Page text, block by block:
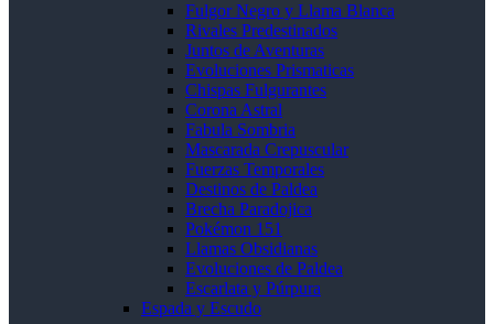
Fulgor Negro y Llama Blanca
Rivales Predestinados
Juntos de Aventuras
Evoluciones Prismaticas
Chispas Fulgurantes
Corona Astral
Fabula Sombria
Mascarada Crepuscular
Fuerzas Temporales
Destinos de Paldea
Brecha Paradojica
Pokémon 151
Llamas Obsidianas
Evoluciones de Paldea
Escarlata y Púrpura
Espada y Escudo